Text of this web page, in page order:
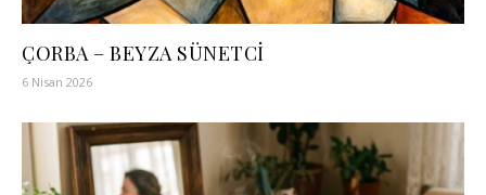
ÇORBA – BEYZA SÜNETCİ
6 Nisan 2026